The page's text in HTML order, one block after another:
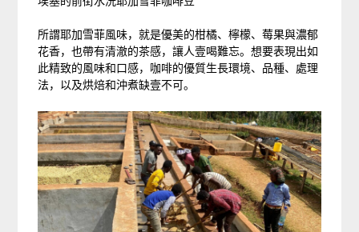
所謂耶加雪菲風味，就是優美的柑橘、檸檬、莓果與濃郁
花香，也帶有清澈的茶感，讓人壹喝難忘。想要表現出如
此精致的風味和口感，咖啡的優質生長環境、品種、處理
法，以及烘焙和沖煮缺壹不可。